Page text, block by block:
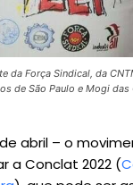
da Força Sindical, da
de São Paulo e Mogi das
abril – o
a Conclat 2022 (